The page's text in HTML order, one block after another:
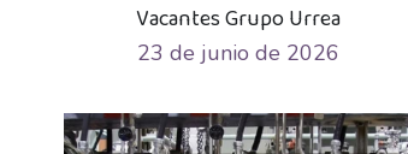
Vacantes Grupo Urrea
23 de junio de 2026